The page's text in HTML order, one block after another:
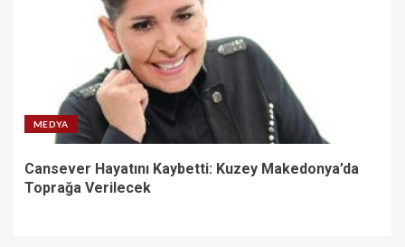
MEDYA
Cansever Hayatını Kaybetti: Kuzey Makedonya’da
Toprağa Verilecek